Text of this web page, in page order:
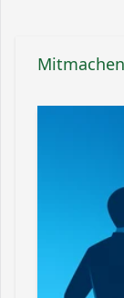
Mitmachen